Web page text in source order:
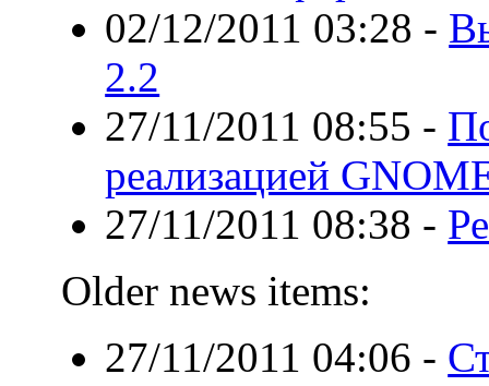
02/12/2011 03:28 -
2.2
27/11/2011 08:55 -
реализацией
27/11/2011 08:38 -
Older news items:
27/11/2011 04:06 -